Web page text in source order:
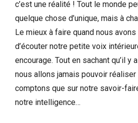
c’est une réalité ! Tout le monde
quelque chose d’unique, mais à
Le mieux à faire quand nous
d’écouter notre petite voix
encourage. Tout en sachant qu’il y
nous allons jamais pouvoir
comptons que sur notre savoir-
notre intelligence…